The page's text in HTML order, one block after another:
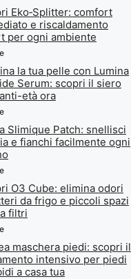
Eko‑Splitter: comfort
e riscaldamento
per ogni ambiente
la tua pelle con Lumina
Serum: scopri il siero
età ora
Slimique Patch: snellisci
e fianchi facilmente ogni
O3 Cube: elimina odori
da frigo e piccoli spazi
filtri
maschera piedi: scopri il
intensivo per piedi
a casa tua